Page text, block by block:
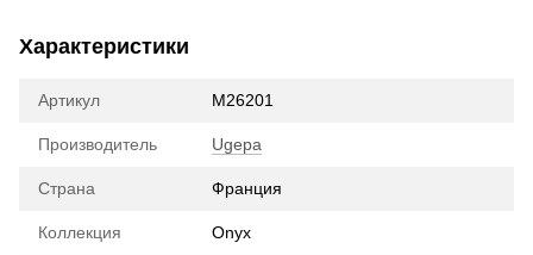
Характеристики
Артикул М26201
Производитель Ugepa
Страна Франция
Коллекция Onyx